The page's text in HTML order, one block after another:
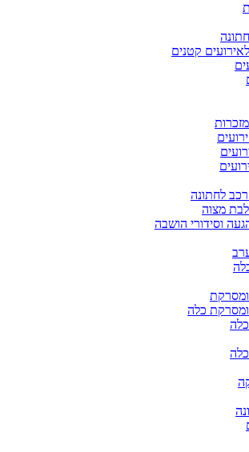
קטנים
לחתונה
לבת מצוה
וסידורי הושבה
כלה